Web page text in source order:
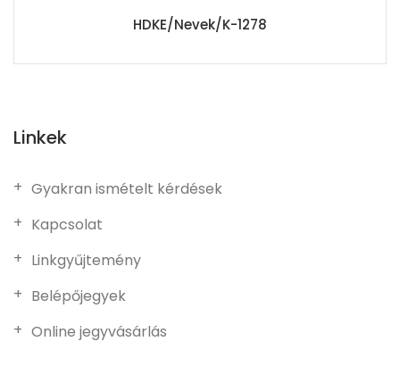
HDKE/Nevek/K-1278
Linkek
Gyakran ismételt kérdések
Kapcsolat
Linkgyűjtemény
Belépőjegyek
Online jegyvásárlás